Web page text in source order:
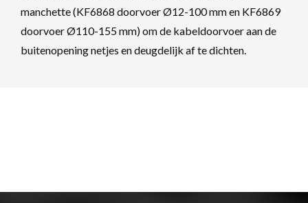
manchette (KF6868 doorvoer Ø12-100 mm en KF6869
doorvoer Ø110-155 mm) om de kabeldoorvoer aan de
buitenopening netjes en deugdelijk af te dichten.